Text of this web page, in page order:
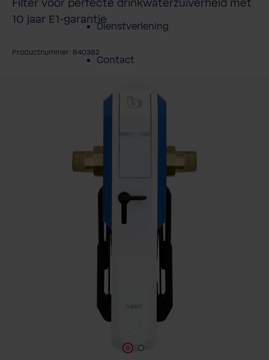
Dienstverlening
Contact
Over BWT
Filter voor perfecte drinkwaterzuiverheid met
10 jaar E1-garantie
Productnummer: 840382